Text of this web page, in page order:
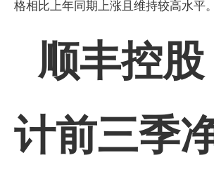
格相比上年同期上涨且维持较高水平。
顺丰控
计前三季